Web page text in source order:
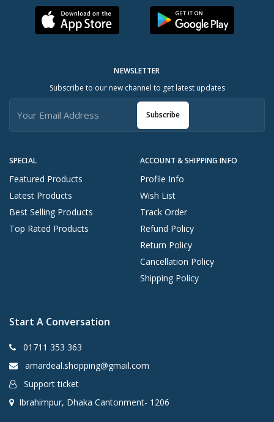
SPECIAL
Featured Products
Latest Products
Best Selling Products
Top Rated Products
ACCOUNT & SHIPPING INFO
Profile Info
Wish List
Track Order
Refund Policy
Return Policy
Cancellation Policy
Shipping Policy
NEWSLETTER
Subscribe to our new channel to get latest updates
Subscribe
Start A Conversation
01711 353 363
amardeal.shopping@gmail.com
Support ticket
Ibrahimpur, Dhaka Cantonment- 1206